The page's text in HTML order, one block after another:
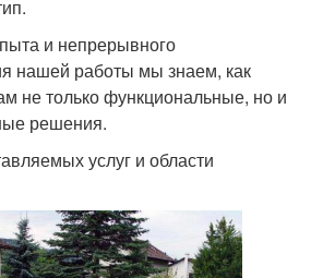
и непрерывного
нашей работы мы знаем, как
не только функциональные, но и
решения.
услуг и области